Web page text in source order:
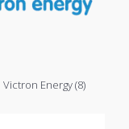
Energy (8)